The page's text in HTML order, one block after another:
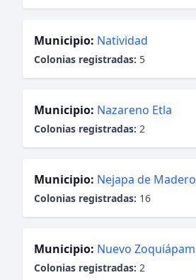
Municipio: Natividad
Colonias registradas: 5
Municipio: Nazareno Etla
Colonias registradas: 2
Municipio: Nejapa de Madero
Colonias registradas: 16
Municipio: Nuevo Zoquiápam
Colonias registradas: 2